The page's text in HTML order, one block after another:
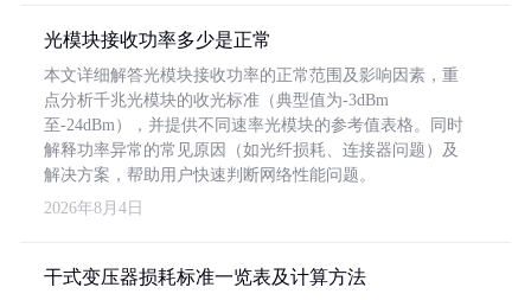
光模块接收功率多少是正常
本文详细解答光模块接收功率的正常范围及影响因素，重
点分析千兆光模块的收光标准（典型值为-3dBm
至-24dBm），并提供不同速率光模块的参考值表格。同时
解释功率异常的常见原因（如光纤损耗、连接器问题）及
解决方案，帮助用户快速判断网络性能问题。
2026年8月4日
干式变压器损耗标准一览表及计算方法